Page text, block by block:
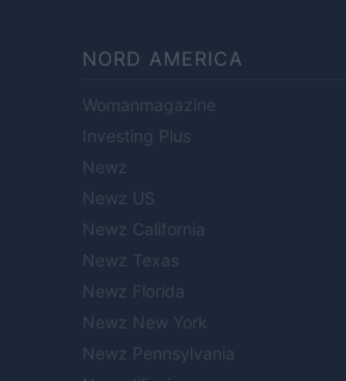
NORD AMERICA
Womanmagazine
Investing Plus
Newz
Newz US
Newz California
Newz Texas
Newz Florida
Newz New York
Newz Pennsylvania